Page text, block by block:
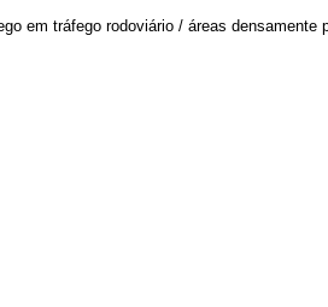
em tráfego rodoviário / áreas densamente